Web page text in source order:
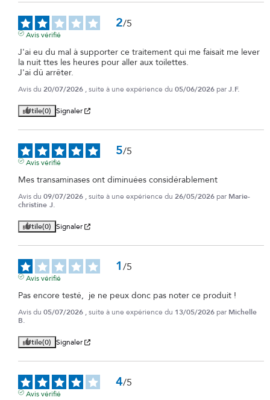
2/5
Avis vérifié
J'ai eu du mal à supporter ce traitement qui me faisait me lever
la nuit ttes les heures pour aller aux toilettes.
J'ai dû arrêter.
Avis du 20/07/2026 , suite à une expérience du 05/06/2026 parJ.F.
Utile(0) Signaler
5/5
Avis vérifié
Mes transaminases ont diminuées considérablement
Avis du 09/07/2026 , suite à une expérience du 26/05/2026 par Marie-
christine J.
Utile(0) Signaler
1/5
Avis vérifié
Pas encore testé,  je ne peux donc pas noter ce produit !
Avis du 05/07/2026 , suite à une expérience du 13/05/2026 par Michelle
B.
Utile(0) Signaler
4/5
Avis vérifié